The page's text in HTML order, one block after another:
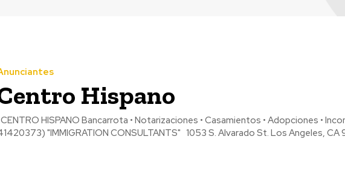
Hispano
HISPANO Bancarrota • Notarizaciones • Casamientos • Adopciones •
41420373) "IMMIGRATION CONSULTANTS" 1053 S.